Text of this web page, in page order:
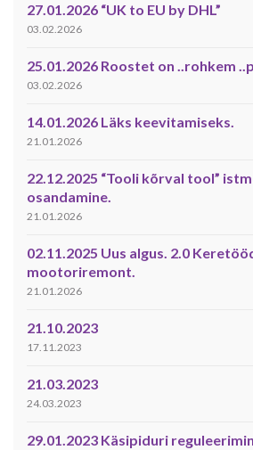
27.01.2026 “UK to EU by DHL”
03.02.2026
25.01.2026 Roostet on ..rohkem
03.02.2026
14.01.2026 Läks keevitamiseks.
21.01.2026
22.12.2025 “Tooli kõrval tool”
osandamine.
21.01.2026
02.11.2025 Uus algus. 2.0
mootoriremont.
21.01.2026
21.10.2023
17.11.2023
21.03.2023
24.03.2023
29.01.2023 Käsipiduri